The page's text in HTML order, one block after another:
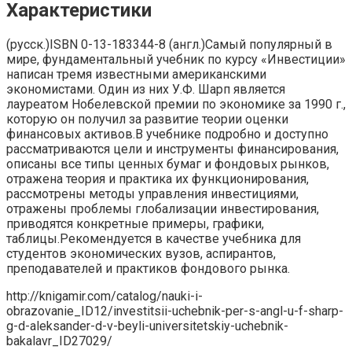
Характеристики
(русск.)ISBN 0-13-183344-8 (англ.)Самый популярный в
мире, фундаментальный учебник по курсу «Инвестиции»
написан тремя известными американскими
экономистами. Один из них У.Ф. Шарп является
лауреатом Нобелевской премии по экономике за 1990 г.,
которую он получил за развитие теории оценки
финансовых активов.В учебнике подробно и доступно
рассматриваются цели и инструменты финансирования,
описаны все типы ценных бумаг и фондовых рынков,
отражена теория и практика их функционирования,
рассмотрены методы управления инвестициями,
отражены проблемы глобализации инвестирования,
приводятся конкретные примеры, графики,
таблицы.Рекомендуется в качестве учебника для
студентов экономических вузов, аспирантов,
преподавателей и практиков фондового рынка.
http://knigamir.com/catalog/nauki-i-
obrazovanie_ID12/investitsii-uchebnik-per-s-angl-u-f-sharp-
g-d-aleksander-d-v-beyli-universitetskiy-uchebnik-
bakalavr_ID27029/